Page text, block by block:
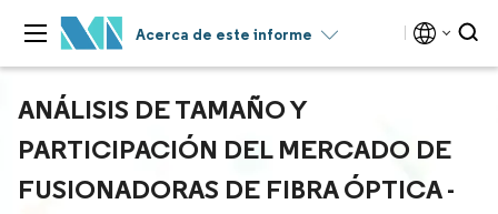
Acerca de este informe
ANÁLISIS DE TAMAÑO Y
PARTICIPACIÓN DEL MERCADO DE
FUSIONADORAS DE FIBRA ÓPTICA -